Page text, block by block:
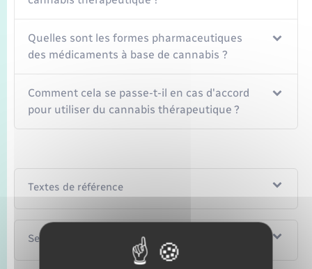
Quelles sont les formes pharmaceutiques
des médicaments à base de cannabis ?
Comment cela se passe-t-il en cas d'accord
pour utiliser du cannabis thérapeutique ?
Textes de référence
Services en ligne et formulaires